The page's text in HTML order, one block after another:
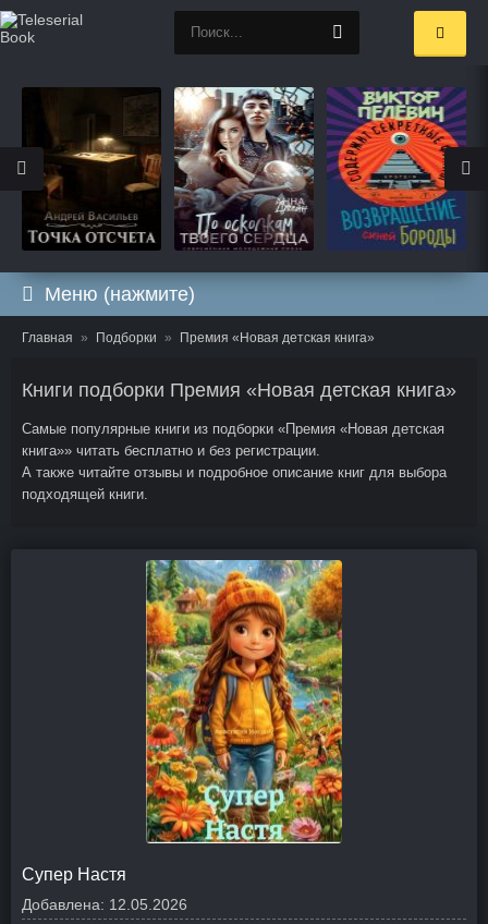
Меню (нажмите)
Главная Подборки Премия «Новая детская книга»
Книги подборки Премия «Новая детская книга»
Самые популярные книги из подборки «Премия «Новая детская
книга»» читать бесплатно и без регистрации.
А также читайте отзывы и подробное описание книг для выбора
подходящей книги.
Супер Настя
Добавлена: 12.05.2026